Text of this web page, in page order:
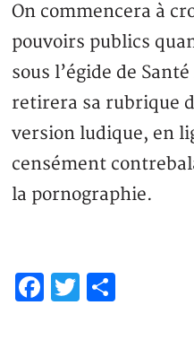
On commencera à
pouvoirs publics
sous l’égide de
retirera sa rubrique
version ludique, en
censément
la pornographie.
Facebook
Twitter